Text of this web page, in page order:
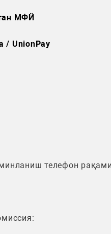
МФЙ
/ UnionPay
телефон